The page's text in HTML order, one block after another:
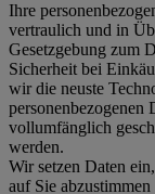
Ihre
vertraulich und in
Gesetzgebung zum
Sicherheit bei
wir die neuste
personenbezogenen
vollumfänglich
werden.
Wir setzen Daten
auf Sie abzustimmen